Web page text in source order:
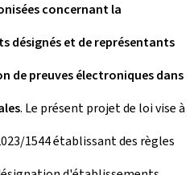
concernant la
désignés et de représentants
de preuves électroniques dans
. Le présent projet de loi vise à
1544 établissant des règles